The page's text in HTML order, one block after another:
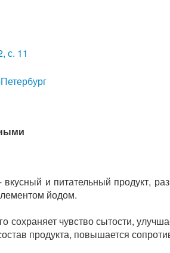
с. 11
вкусный и питательный продукт,
йодом.
сохраняет чувство сытости,
продукта, повышается